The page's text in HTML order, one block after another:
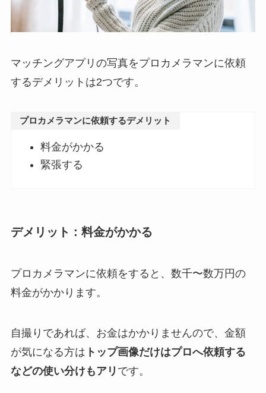
マッチングアプリの写真をプロカメラマンに依頼
するデメリットは2つです。
プロカメラマンに依頼するデメリット
料金がかかる
緊張する
デメリット : 料金がかかる
プロカメラマンに依頼をすると、数千〜数万円の
料金がかかります。
自撮りであれば、お金はかかりませんので、金額
が気になる方は トップ画像だけはプロへ依頼する
などの使い分けもアリ です。